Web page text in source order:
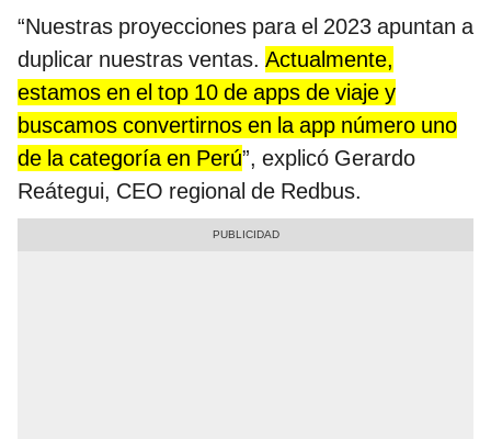
“Nuestras proyecciones para el 2023 apuntan a
duplicar nuestras ventas. Actualmente,
estamos en el top 10 de apps de viaje y
buscamos convertirnos en la app número uno
de la categoría en Perú”, explicó Gerardo
Reátegui, CEO regional de Redbus.